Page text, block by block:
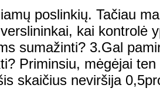
poslinkių. Tačiau
kai kontrolė
sumažinti? 3.Gal
Priminsiu, mėgėjai
skaičius neviršija